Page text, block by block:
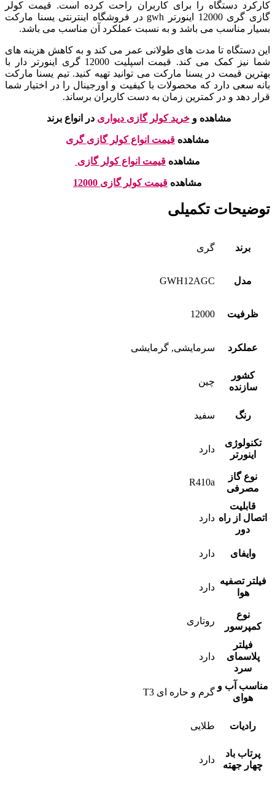
کارکرد دستگاه را برای کاربران راحت کرده است. قیمت کولر
گازی گری 12000 اینورتر gwh در فروشگاه اینترنتی یسنا مارکت
بسیار مناسب می باشد و به نسبت عملکرد آن مناسب می باشد.
این دستگاه تا مدت های طولانی عمر می کند و به کاهش هزینه های
شما نیز کمک می کند. قیمت اسپلیت 12000 گری اینورتر دار با
بهترین قیمت در یسنا مارکت می توانید تهیه کنید. تیم یسنا مارکت
بانه سعی دارد که محصولات با کیفیت و اورجینال را در اختیار شما
قرار دهد و در کمترین زمان به دست کاربران برساند.
مشاهده وخرید کولر گازی دیواری در انواع برند
مشاهده قیمت انواع کولر گازی گری
مشاهده قیمت انواع کولر گازی
مشاهده قیمت کولر گازی 12000
توضیحات تکمیلی
برند گری
مدل GWH12AGC
ظرفیت 12000
عملکرد سرمایشی, گرمایشی
کشور
سازنده
چین
رنگ سفید
تکنولوژی
اینورتر
دارد
نوع گاز
مصرفی
R410a
قابلیت
اتصال از راه
دور
دارد
وایفای دارد
فیلتر تصفیه
هوا
دارد
نوع
کمپرسور
روتاری
فیلتر
پلاسمای
سرد
دارد
مناسب آب و
هوای
گرم و حاره ای T3
رادیات طلایی
پرتاب باد
چهار جهته
دارد